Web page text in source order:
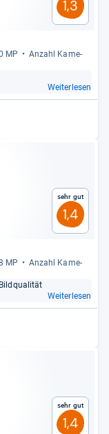
1,3
MP
Anzahl Kame­
Weiterlesen
Sehr gut
1,4
MP
Anzahl Kame­
Weiterlesen
Sehr gut
1,4